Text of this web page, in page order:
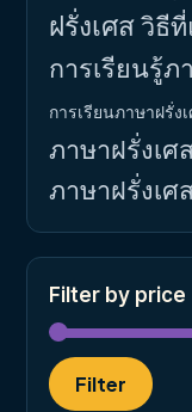
ฝรั่งเศสวิธี
การเรียนรู้ภ
การเรียนภาษาฝรั่ง
ภาษาฝรั่งเศ
ภาษาฝรั่งเศ
Filter by price
Filter